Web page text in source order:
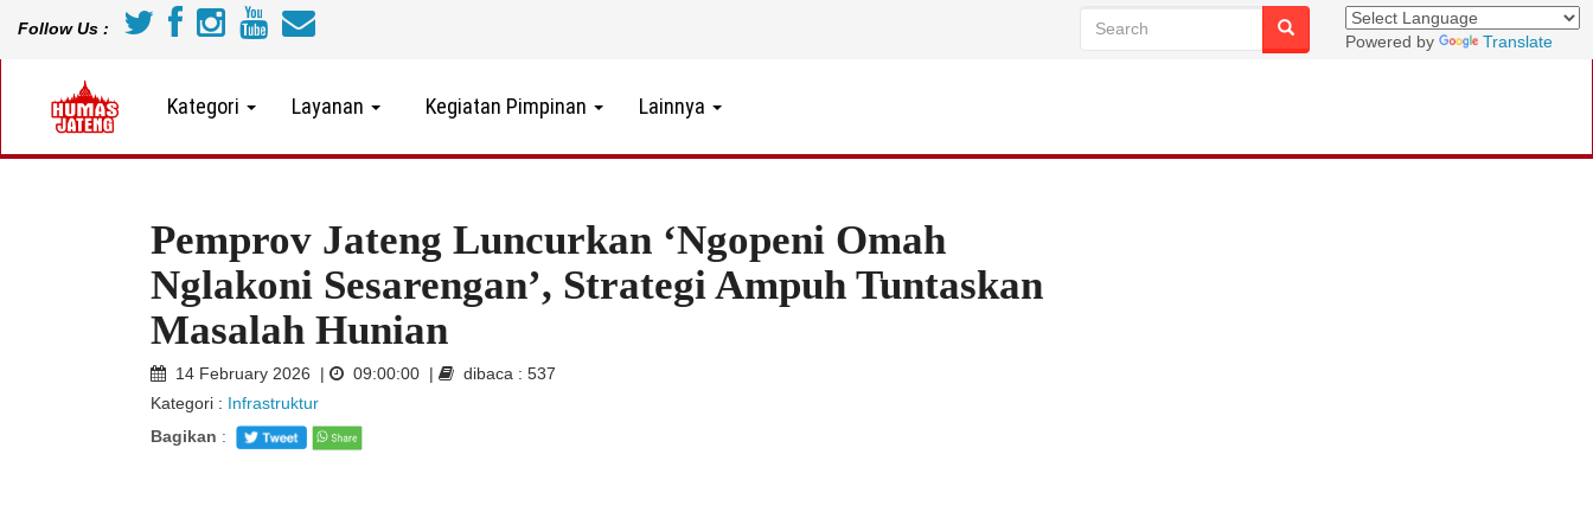
Follow Us :
Powered by Translate
Kategori Layanan Kegiatan Pimpinan Lainnya
Pemprov Jateng Luncurkan ‘Ngopeni Omah
Nglakoni Sesarengan’, Strategi Ampuh Tuntaskan
Masalah Hunian
14 February 2026 | 09:00:00 |
dibaca : 537
Kategori : Infrastruktur
Bagikan :